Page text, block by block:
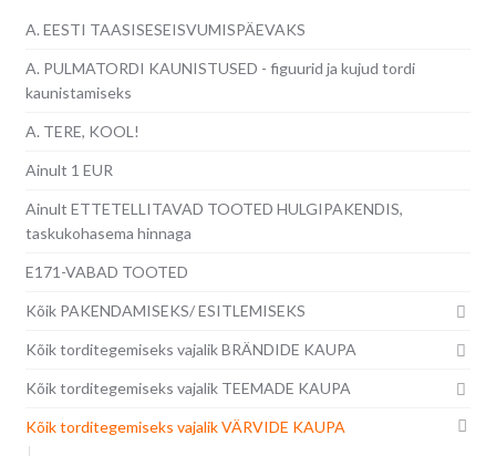
A. EESTI TAASISESEISVUMISPÄEVAKS
A. PULMATORDI KAUNISTUSED - figuurid ja kujud tordi
kaunistamiseks
A. TERE, KOOL!
Ainult 1 EUR
Ainult ETTETELLITAVAD TOOTED HULGIPAKENDIS,
taskukohasema hinnaga
E171-VABAD TOOTED
Kõik PAKENDAMISEKS/ ESITLEMISEKS
Kõik torditegemiseks vajalik BRÄNDIDE KAUPA
Kõik torditegemiseks vajalik TEEMADE KAUPA
Kõik torditegemiseks vajalik VÄRVIDE KAUPA